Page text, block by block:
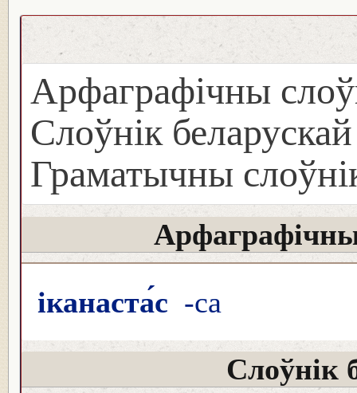
Арфаграфічны
Слоўнік
Граматычны
іканаста́с -са
Слоўнік